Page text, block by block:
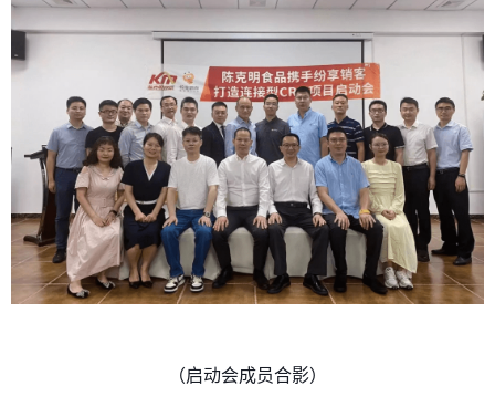
（启动会成员合影）